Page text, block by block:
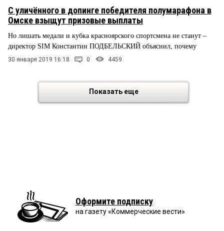
СТИЛЬ ЖИЗНИ
С уличённого в допинге победителя полумарафона в
Омске взыщут призовые выплаты
Но лишать медали и кубка красноярского спортсмена не станут –
директор SIM Константин ПОДБЕЛЬСКИЙ объяснил, почему
30 января 2019 16:18 0 4459
Показать еще
Оформите подписку
на газету «Коммерческие вести»